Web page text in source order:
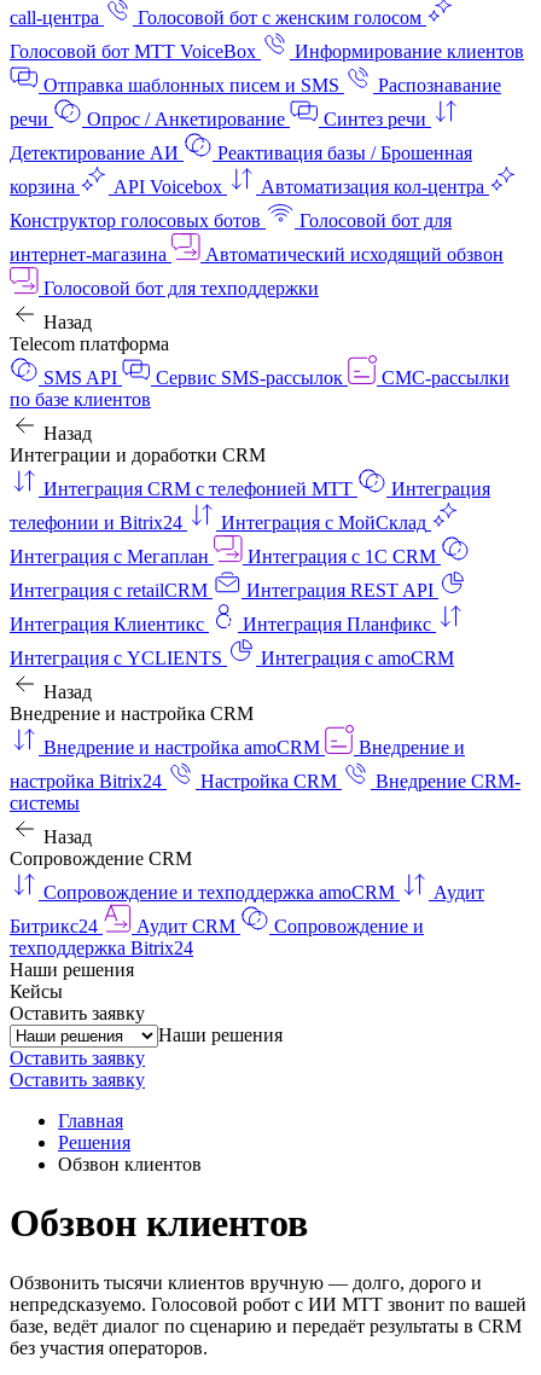
call-центра
Голосовой бот с женским голосом
Голосовой бот МТТ VoiceBox
Информирование клиентов
Отправка шаблонных писем и SMS
Распознавание
речи
Опрос / Анкетирование
Синтез речи
Детектирование АИ
Реактивация базы / Брошенная
корзина
API Voicebox
Автоматизация кол‑центра
Конструктор голосовых ботов
Голосовой бот для
интернет‑магазина
Автоматический исходящий обзвон
Голосовой бот для техподдержки
Назад
Telecom платформа
SMS API
Сервис SMS-рассылок
СМС-рассылки
по базе клиентов
Назад
Интеграции и доработки CRM
Интеграция CRM с телефонией МТТ
Интеграция
телефонии и Bitrix24
Интеграция с МойСклад
Интеграция с Мегаплан
Интеграция с 1C CRM
Интеграция с retailCRM
Интеграция REST API
Интеграция Клиентикс
Интеграция Планфикс
Интеграция с YCLIENTS
Интеграция с amoCRM
Назад
Внедрение и настройка CRM
Внедрение и настройка amoCRM
Внедрение и
настройка Bitrix24
Настройка CRM
Внедрение CRM-
системы
Назад
Сопровождение CRM
Сопровождение и техподдержка amoCRM
Аудит
Битрикс24
Аудит CRM
Сопровождение и
техподдержка Bitrix24
Наши решения
Кейсы
Оставить заявку
Наши решения
Оставить заявку
Оставить заявку
Главная
Решения
Обзвон клиентов
Обзвон клиентов
Обзвонить тысячи клиентов вручную — долго, дорого и
непредсказуемо. Голосовой робот с ИИ МТТ звонит по вашей
базе, ведёт диалог по сценарию и передаёт результаты в CRM
без участия операторов.